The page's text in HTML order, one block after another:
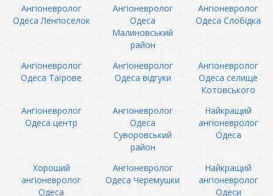
Ангіоневролог
Одеса Ленпоселок
Ангіоневролог
Одеса
Малиновський
район
Ангіоневролог
Одеса Слобідка
Ангіоневролог
Одеса Таїрове
Ангіоневролог
Одеса відгуки
Ангіоневролог
Одеса селище
Котовського
Ангіоневролог
Одеса центр
Ангіоневролог
Одеса
Суворовський
район
Найкращий
ангіоневролог
Одеса
Хороший
ангіоневролог
Одеса
Ангіоневролог
Одеса Черемушки
Найкращий
ангіоневролог
Одеси